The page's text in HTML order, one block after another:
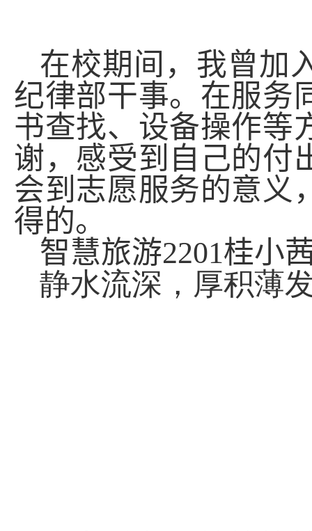
在校期间，我曾加
纪律部干事。在服务
书查找、设备操作等
谢，感受到自己的付
会到志愿服务的意义
得的。
智慧旅游2201桂小
静水流深，厚积薄